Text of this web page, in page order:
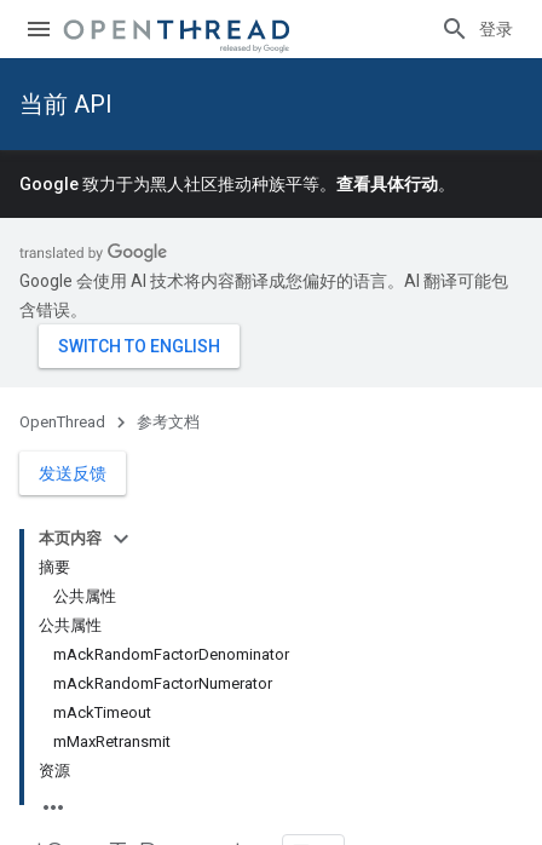
登录
当前 API
Google 致力于为黑人社区推动种族平等。 查看具体行动。
Google 会使用 AI 技术将内容翻译成您偏好的语言。AI 翻译可能包
含错误。
OpenThread 参考文档
发送反馈
本页内容
摘要
公共属性
公共属性
mAckRandomFactorDenominator
mAckRandomFactorNumerator
mAckTimeout
mMaxRetransmit
资源